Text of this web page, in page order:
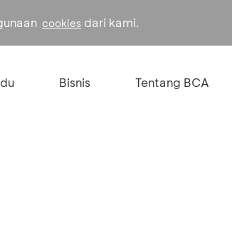
cookies dari kami.
Bisnis Tentang BCA